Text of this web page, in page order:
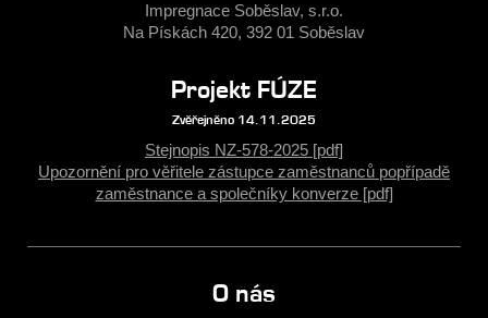
Impregnace Soběslav, s.r.o.
Na Pískách 420, 392 01 Soběslav
Projekt FÚZE
Zvěřejněno 14.11.2025
Stejnopis NZ-578-2025 [pdf]
Upozornění pro věřitele zástupce zaměstnanců popřípadě
zaměstnance a společníky konverze [pdf]
O nás